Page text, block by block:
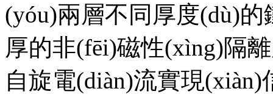
(yóu)兩層不同厚度(dù)
厚的非(fēi)磁性(xìng)隔
自旋電(diàn)流實現(xiàn)